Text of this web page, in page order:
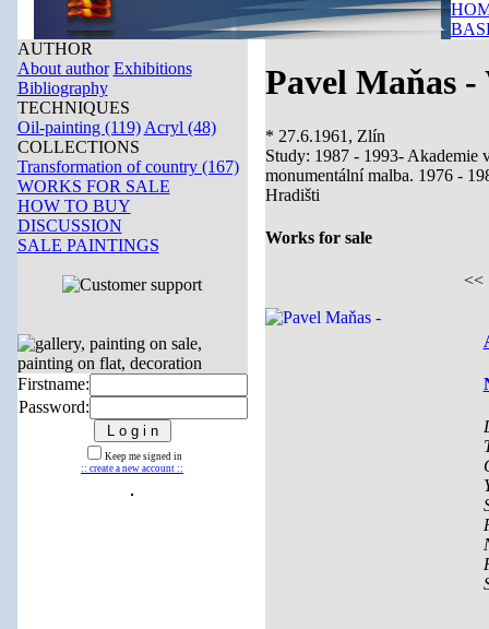
AUTHOR
About author Exhibitions
Bibliography
TECHNIQUES
Oil-painting (119) Acryl (48)
COLLECTIONS
Transformation of country (167)
WORKS FOR SALE
HOW TO BUY
DISCUSSION
SALE PAINTINGS
Firstname:
Password:
Keep me signed in
:: create a new account ::
Pavel Maňas
* 27.6.1961, Zlín
Study: 1987 - 1993- Akademie
monumentální malba. 1976 -
Hradišti
Works for sale
<<